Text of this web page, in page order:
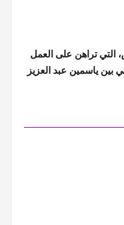
التي تراهن على العمل
بين ياسمين عبد العزيز